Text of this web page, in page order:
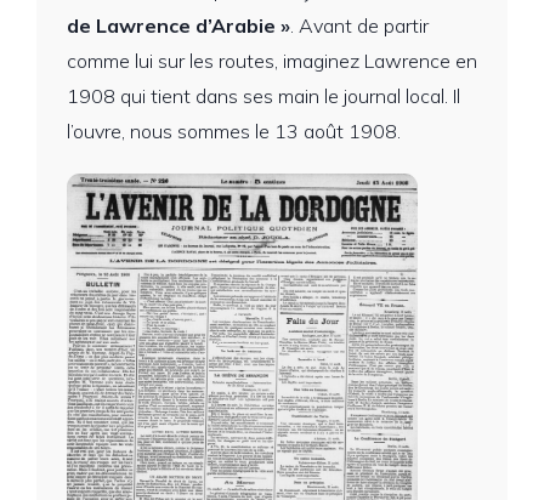
de Lawrence d’Arabie ». Avant de partir
comme lui sur les routes, imaginez Lawrence en
1908 qui tient dans ses main le journal local. Il
l’ouvre, nous sommes le 13 août 1908.